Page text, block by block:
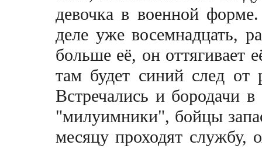
девочка в военной
деле уже восемнадцать,
больше её, он оттягивает
там будет синий след
Встречались и бородачи
"милуимники", бойцы
месяцу проходят службу,